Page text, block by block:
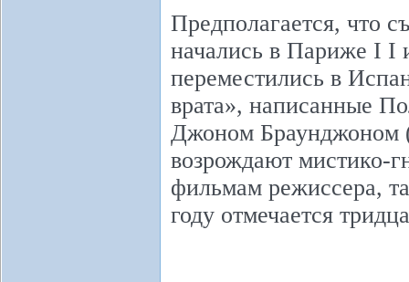
Предполагается, что
начались в Париже I I
переместились в
врата», написанные
Джоном Браунджоном
возрождают мистико-
фильмам режиссера,
году отмечается